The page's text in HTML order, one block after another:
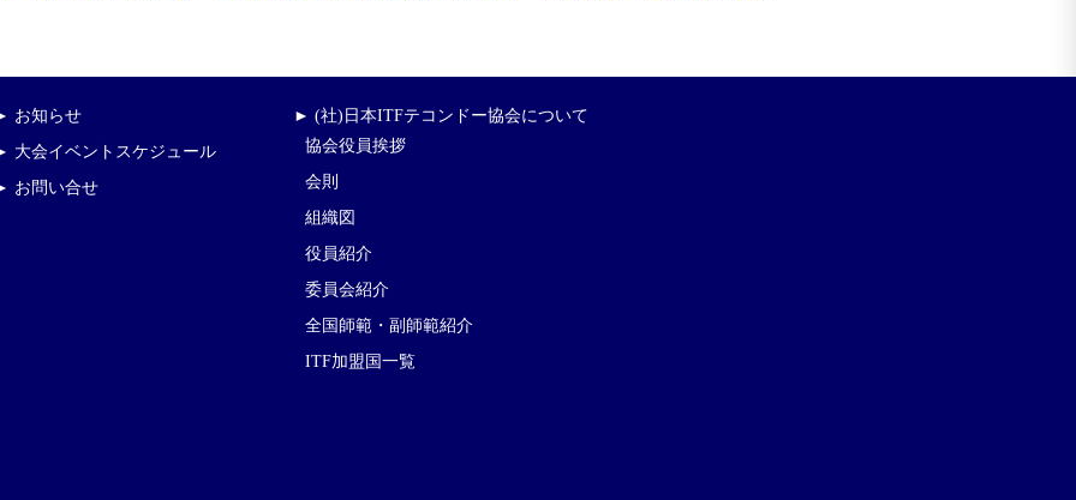
お知らせ
大会イベントスケジュール
お問い合せ
► (社)日本ITFテコンドー協会について
協会役員挨拶
会則
組織図
役員紹介
委員会紹介
全国師範・副師範紹介
ITF加盟国一覧